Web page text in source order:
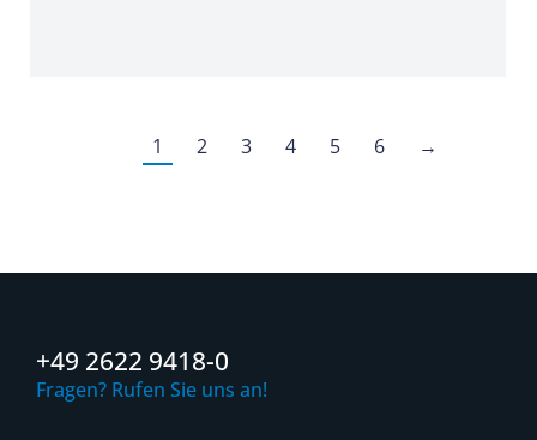
1 2 3 4 5 6 →
+49 2622 9418-0
Fragen? Rufen Sie uns an!